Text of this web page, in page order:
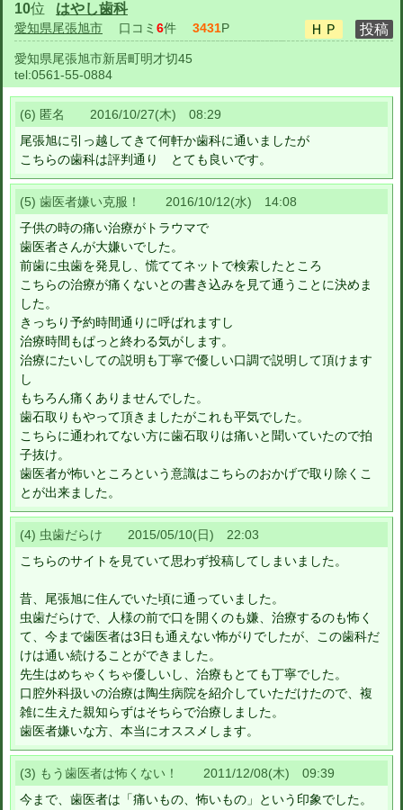
10位 はやし歯科
愛知県尾張旭市 口コミ 6件 3431P
愛知県尾張旭市新居町明才切45
tel:0561-55-0884
(6) 匿名 2016/10/27(木) 08:29
尾張旭に引っ越してきて何軒か歯科に通いましたが
こちらの歯科は評判通り とても良いです。
(5) 歯医者嫌い克服！ 2016/10/12(水) 14:08
子供の時の痛い治療がトラウマで
歯医者さんが大嫌いでした。
前歯に虫歯を発見し、慌ててネットで検索したところ
こちらの治療が痛くないとの書き込みを見て通うことに決めま
した。
きっちり予約時間通りに呼ばれますし
治療時間もぱっと終わる気がします。
治療にたいしての説明も丁寧で優しい口調で説明して頂けます
し
もちろん痛くありませんでした。
歯石取りもやって頂きましたがこれも平気でした。
こちらに通われてない方に歯石取りは痛いと聞いていたので拍
子抜け。
歯医者が怖いところという意識はこちらのおかげで取り除くこ
とが出来ました。
(4) 虫歯だらけ 2015/05/10(日) 22:03
こちらのサイトを見ていて思わず投稿してしまいました。
昔、尾張旭に住んでいた頃に通っていました。
虫歯だらけで、人様の前で口を開くのも嫌、治療するのも怖く
て、今まで歯医者は3日も通えない怖がりでしたが、この歯科だ
けは通い続けることができました。
先生はめちゃくちゃ優しいし、治療もとても丁寧でした。
口腔外科扱いの治療は陶生病院を紹介していただけたので、複
雑に生えた親知らずはそちらで治療しました。
歯医者嫌いな方、本当にオススメします。
(3) もう歯医者は怖くない！ 2011/12/08(木) 09:39
今まで、歯医者は「痛いもの、怖いもの」という印象でした。